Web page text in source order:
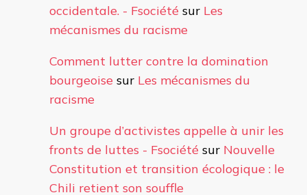
occidentale. - Fsociété sur Les
mécanismes du racisme
Comment lutter contre la domination
bourgeoise sur Les mécanismes du
racisme
Un groupe d’activistes appelle à unir les
fronts de luttes - Fsociété sur Nouvelle
Constitution et transition écologique : le
Chili retient son souffle